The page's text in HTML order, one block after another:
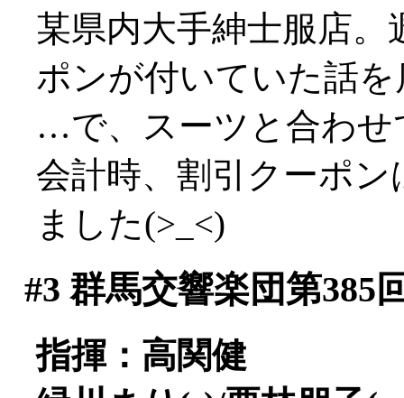
某県内大手紳士服店
ポンが付いていた話
…で、スーツと合わせ
会計時、割引クーポ
ました(>_<)
#3 群馬交響楽団第385
指揮：高関健